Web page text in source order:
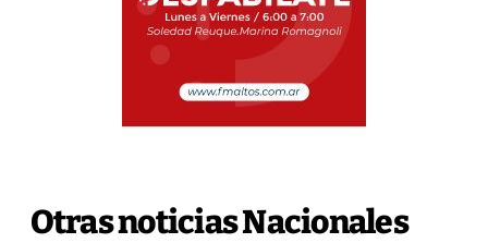
Otras noticias Nacionales